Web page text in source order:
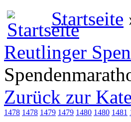
Startseite
Reutlinger
Zurück zur
1478 1478 1479 1479 1480 1480 1481